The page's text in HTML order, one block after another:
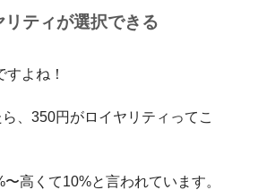
ティが選択できる
よね！
、350円がロイヤリティってこ
高くて10%と言われています。